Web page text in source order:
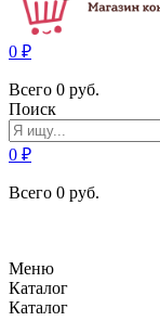
0 ₽
Всего 0 руб.
Поиск
0 ₽
Всего 0 руб.
Меню
Каталог
Каталог